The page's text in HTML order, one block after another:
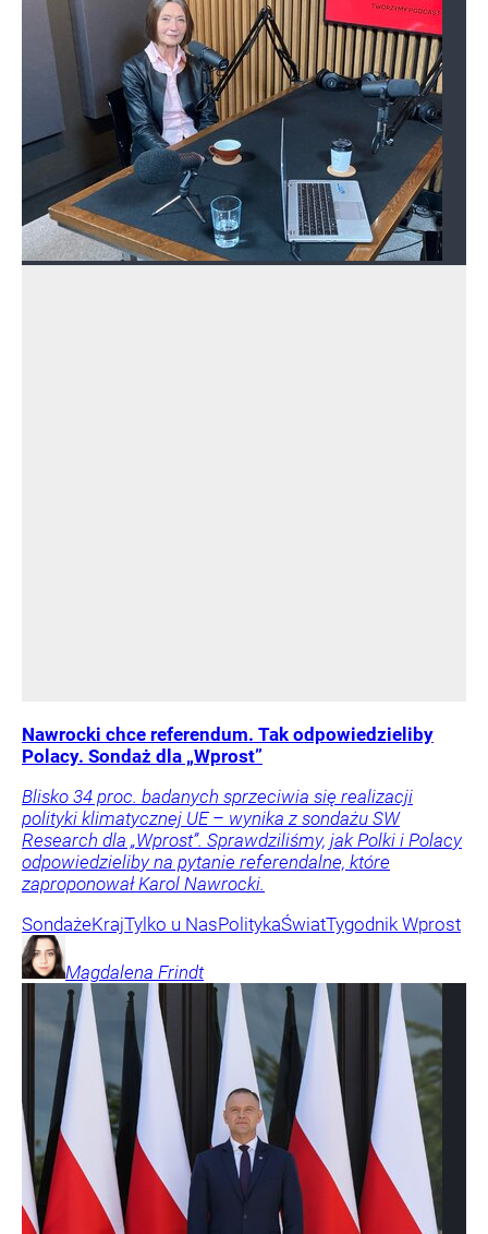
Nawrocki chce referendum. Tak odpowiedzieliby
Polacy. Sondaż dla „Wprost”
Blisko 34 proc. badanych sprzeciwia się realizacji
polityki klimatycznej UE – wynika z sondażu SW
Research dla „Wprost”. Sprawdziliśmy, jak Polki i Polacy
odpowiedzieliby na pytanie referendalne, które
zaproponował Karol Nawrocki.
SondażeKrajTylko u NasPolitykaŚwiatTygodnik Wprost
Magdalena Frindt